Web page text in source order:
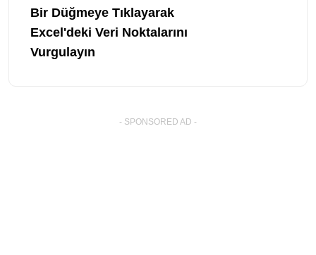
Bir Düğmeye Tıklayarak
Excel'deki Veri Noktalarını
Vurgulayın
- SPONSORED AD -